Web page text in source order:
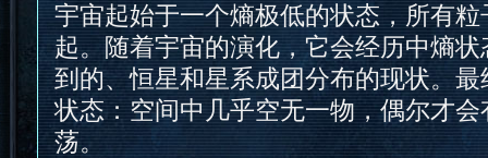
宇宙起始于一个熵极低的状态，所有
起。随着宇宙的演化，它会经历中熵
到的、恒星和星系成团分布的现状。
状态：空间中几乎空无一物，偶尔才
荡。